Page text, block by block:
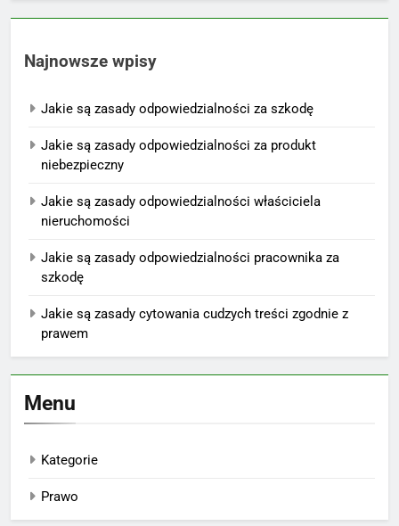
Najnowsze wpisy
Jakie są zasady odpowiedzialności za szkodę
Jakie są zasady odpowiedzialności za produkt
niebezpieczny
Jakie są zasady odpowiedzialności właściciela
nieruchomości
Jakie są zasady odpowiedzialności pracownika za
szkodę
Jakie są zasady cytowania cudzych treści zgodnie z
prawem
Menu
Kategorie
Prawo